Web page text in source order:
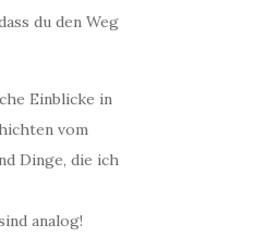
du den Weg
Einblicke in
vom
Dinge, die ich
analog!